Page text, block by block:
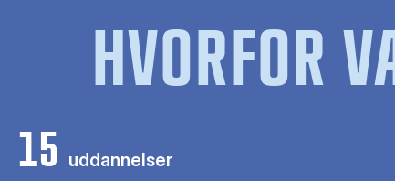
HVORFOR
15 uddannelser